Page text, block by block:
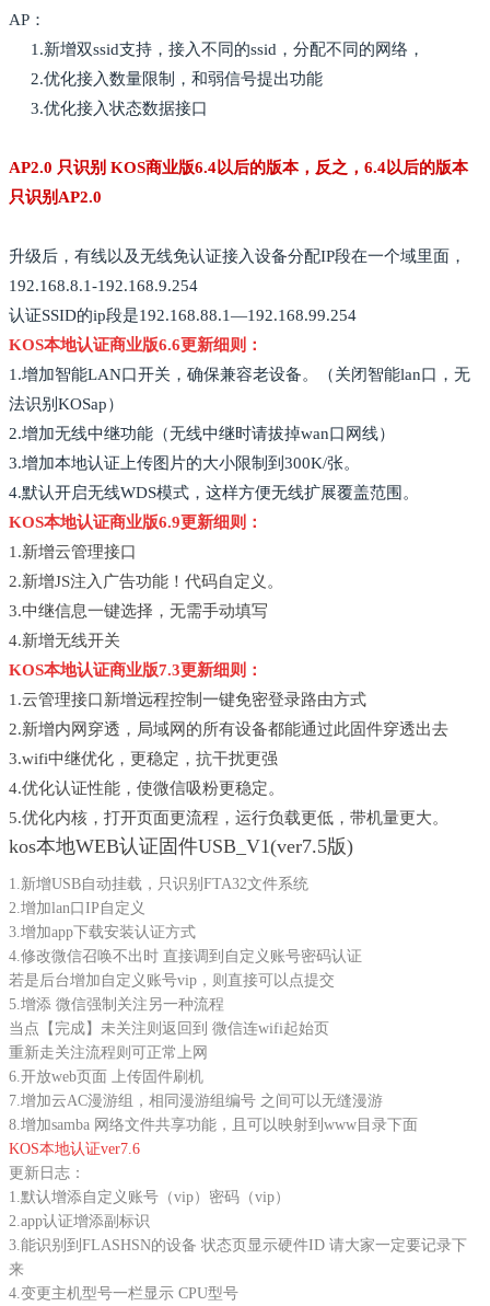
AP：
1.新增双ssid支持，接入不同的ssid，分配不同的网络，
2.优化接入数量限制，和弱信号提出功能
3.优化接入状态数据接口
AP2.0 只识别 KOS商业版6.4以后的版本，反之，6.4以后的版本
只识别AP2.0
升级后，有线以及无线免认证接入设备分配IP段在一个域里面，
192.168.8.1-192.168.9.254
认证SSID的ip段是192.168.88.1—192.168.99.254
KOS本地认证商业版6.6更新细则：
1.增加智能LAN口开关，确保兼容老设备。（关闭智能lan口，无
法识别KOSap）
2.增加无线中继功能（无线中继时请拔掉wan口网线）
3.增加本地认证上传图片的大小限制到300K/张。
4.默认开启无线WDS模式，这样方便无线扩展覆盖范围。
KOS本地认证商业版6.9更新细则：
1.新增云管理接口
2.新增JS注入广告功能！代码自定义。
3.中继信息一键选择，无需手动填写
4.新增无线开关
KOS本地认证商业版7.3更新细则：
1.云管理接口新增远程控制一键免密登录路由方式
2.新增内网穿透，局域网的所有设备都能通过此固件穿透出去
3.wifi中继优化，更稳定，抗干扰更强
4.优化认证性能，使微信吸粉更稳定。
5.优化内核，打开页面更流程，运行负载更低，带机量更大。
kos本地WEB认证固件USB_V1(ver7.5版)
1.新增USB自动挂载，只识别FTA32文件系统
2.增加lan口IP自定义
3.增加app下载安装认证方式
4.修改微信召唤不出时 直接调到自定义账号密码认证
若是后台增加自定义账号vip，则直接可以点提交
5.增添 微信强制关注另一种流程
当点【完成】未关注则返回到 微信连wifi起始页
重新走关注流程则可正常上网
6.开放web页面 上传固件刷机
7.增加云AC漫游组，相同漫游组编号 之间可以无缝漫游
8.增加samba 网络文件共享功能，且可以映射到www目录下面
KOS本地认证ver7.6
更新日志：
1.默认增添自定义账号（vip）密码（vip）
2.app认证增添副标识
3.能识别到FLASHSN的设备 状态页显示硬件ID 请大家一定要记录下
来
4.变更主机型号一栏显示 CPU型号